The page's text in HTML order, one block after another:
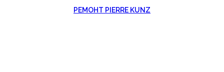
РЕМОНТ PIERRE KUNZ